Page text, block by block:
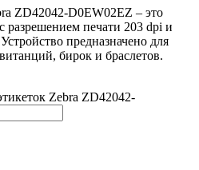
ZD42042-D0EW02EZ – это
разрешением печати 203 dpi и
предназначено для
бирок и браслетов.
Zebra ZD42042-